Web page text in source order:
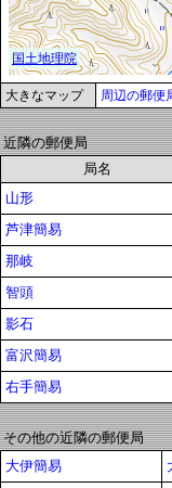
大きなマップ 周辺の郵便
近隣の郵便局
局名
山形
芦津簡易
那岐
智頭
影石
富沢簡易
右手簡易
その他の近隣の郵便局
大伊簡易